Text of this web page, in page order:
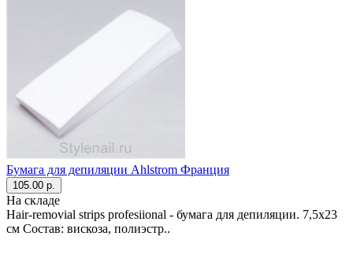
Бумага для депиляции Ahlstrom Франция
105.00 р.
На складе
Hair-removial strips profesiional - бумага для депиляции. 7,5х23
см Состав: вискоза, полиэстр..